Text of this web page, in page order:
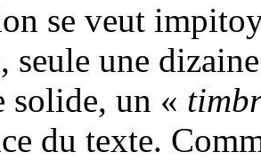
se veut
seule une
solide, un «
du texte.